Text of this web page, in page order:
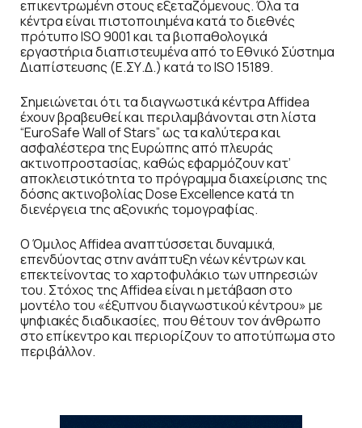
επικεντρωμένη στους εξεταζόμενους. Όλα τα
κέντρα είναι πιστοποιημένα κατά το διεθνές
πρότυπο ISO 9001 και τα βιοπαθολογικά
εργαστήρια διαπιστευμένα από το Εθνικό Σύστημα
Διαπίστευσης (Ε.ΣΥ.Δ.) κατά το ISO 15189.
Σημειώνεται ότι τα διαγνωστικά κέντρα Affidea
έχουν βραβευθεί και περιλαμβάνονται στη λίστα
“EuroSafe Wall of Stars” ως τα καλύτερα και
ασφαλέστερα της Ευρώπης από πλευράς
ακτινοπροστασίας, καθώς εφαρμόζουν κατ’
αποκλειστικότητα το πρόγραμμα διαχείρισης της
δόσης ακτινοβολίας Dose Excellence κατά τη
διενέργεια της αξονικής τομογραφίας.
Ο Όμιλος Affidea αναπτύσσεται δυναμικά,
επενδύοντας στην ανάπτυξη νέων κέντρων και
επεκτείνοντας το χαρτοφυλάκιο των υπηρεσιών
του. Στόχος της Affidea είναι η μετάβαση στο
μοντέλο του «έξυπνου διαγνωστικού κέντρου» με
ψηφιακές διαδικασίες, που θέτουν τον άνθρωπο
στο επίκεντρο και περιορίζουν το αποτύπωμα στο
περιβάλλον.